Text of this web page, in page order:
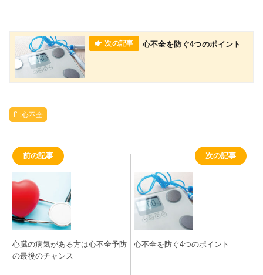
心不全を防ぐ4つのポイント
心不全
前の記事
心臓の病気がある方は心不全予防
の最後のチャンス
次の記事
心不全を防ぐ4つのポイント